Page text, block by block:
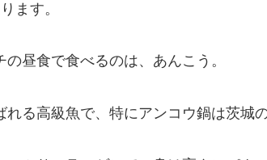
ます。
昼食で食べるのは、あんこう。
る高級魚で、特にアンコウ鍋は茨城